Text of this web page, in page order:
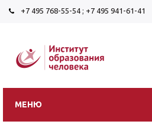
+7 495 768-55-54 ; +7 495 941-61-41
МЕНЮ